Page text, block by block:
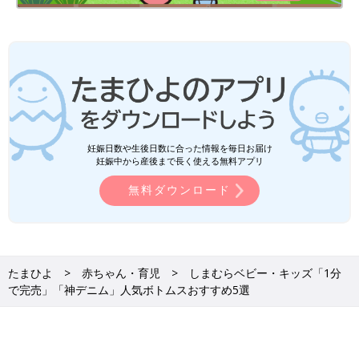
妊娠日数や生後日数に合った情報を毎日お届け
妊娠中から産後まで長く使える無料アプリ
無料ダウンロード
たまひよ 赤ちゃん・育児
しまむらベビー・キッズ「1分
で完売」「神デニム」人気ボトムスおすすめ5選